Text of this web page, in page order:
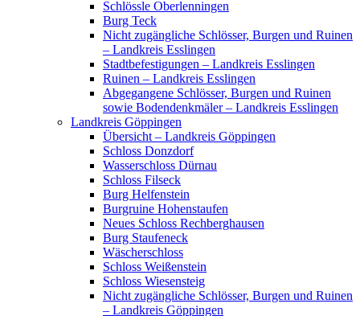
Schlössle Oberlenningen
Burg Teck
Nicht zugängliche Schlösser, Burgen und Ruinen
– Landkreis Esslingen
Stadtbefestigungen – Landkreis Esslingen
Ruinen – Landkreis Esslingen
Abgegangene Schlösser, Burgen und Ruinen
sowie Bodendenkmäler – Landkreis Esslingen
Landkreis Göppingen
Übersicht – Landkreis Göppingen
Schloss Donzdorf
Wasserschloss Dürnau
Schloss Filseck
Burg Helfenstein
Burgruine Hohenstaufen
Neues Schloss Rechberghausen
Burg Staufeneck
Wäscherschloss
Schloss Weißenstein
Schloss Wiesensteig
Nicht zugängliche Schlösser, Burgen und Ruinen
– Landkreis Göppingen